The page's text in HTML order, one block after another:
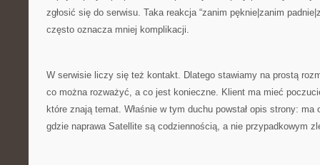
zgłosić się do serwisu. Taka reakcja “zanim pęknie|zanim
często oznacza mniej komplikacji.
W serwisie liczy się też kontakt. Dlatego stawiamy na prostą
co można rozważyć, a co jest konieczne. Klient ma mieć
które znają temat. Właśnie w tym duchu powstał opis strony:
gdzie naprawa Satellite są codziennością, a nie przypadkowym